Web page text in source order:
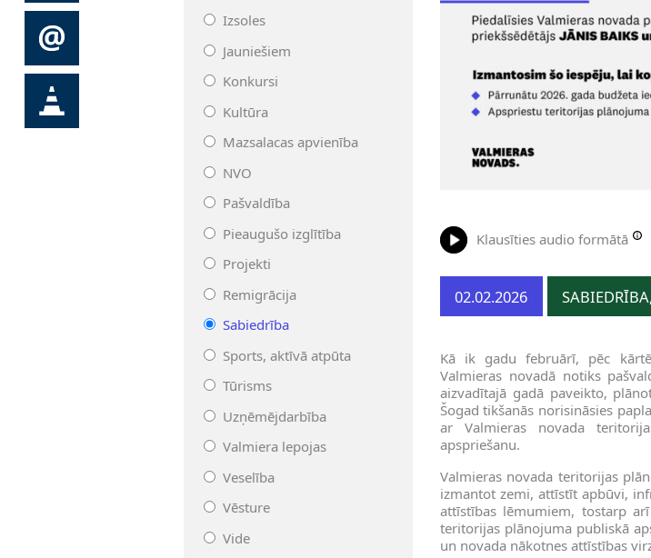
Izsoles
Jauniešiem
Konkursi
Kultūra
Mazsalacas apvienība
NVO
Pašvaldība
Pieaugušo izglītība
Projekti
Remigrācija
Sabiedrība
Sports, aktīvā atpūta
Tūrisms
Uzņēmējdarbība
Valmiera lepojas
Veselība
Vēsture
Vide
Klausīties audio formātā
02.02.2026
Kā ik gadu februārī, pēc
Valmieras novadā notiks
aizvadītajā gadā paveikto,
Šogad tikšanās norisināsies
ar Valmieras novada
apspriešanu.
Valmieras novada teritorijas
izmantot zemi, attīstīt apbūvi,
attīstības lēmumiem, tostarp
teritorijas plānojuma publiskā
un novada nākotnes attīstības